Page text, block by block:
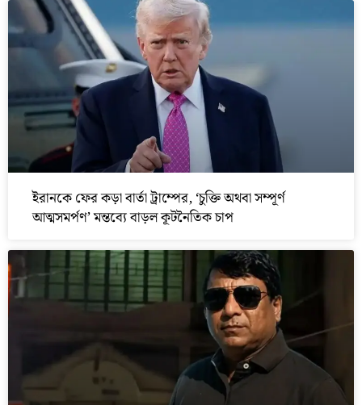
ইরানকে ফের কড়া বার্তা ট্রাম্পের, ‘চুক্তি অথবা সম্পূর্ণ
আত্মসমর্পণ’ মন্তব্যে বাড়ল কূটনৈতিক চাপ